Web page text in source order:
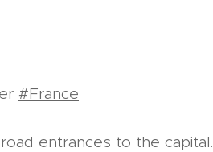
#France
entrances to the capital.